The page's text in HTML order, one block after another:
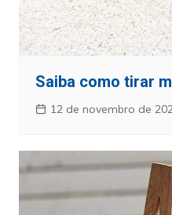
Saiba como tirar
12 de novembro de